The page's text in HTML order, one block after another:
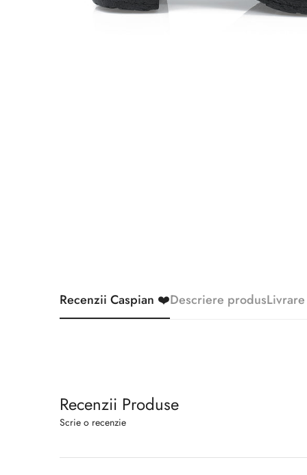
Recenzii Caspian ❤️Descriere produs
Recenzii Produse
Scrie o recenzie